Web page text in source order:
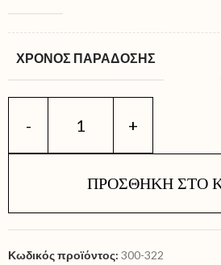
ΧΡΌΝΟΣ ΠΑΡΆΔΟΣΗΣ
ΠΡΟΣΘΉΚΗ ΣΤΟ
Κωδικός προϊόντος: 300-322